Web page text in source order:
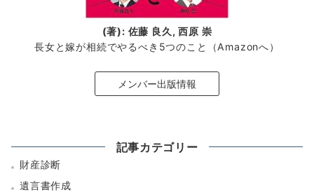
(著): 佐藤 良久, 西原 崇
長女と嫁が相続でやるべき5つのこと（Amazonへ）
メンバー出版情報
記事カテゴリー
財産診断
遺言書作成